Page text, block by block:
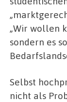
„Wir wollen
sondern es
Selbst
nicht als